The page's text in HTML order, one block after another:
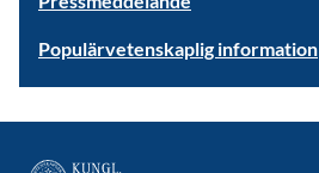
Populärvetenskaplig information